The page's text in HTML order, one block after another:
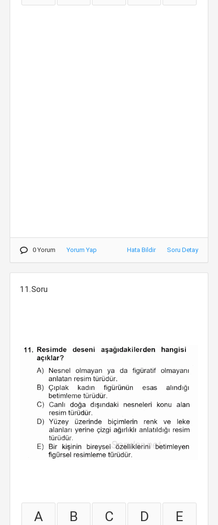
0 Yorum Yorum Yap Hata Bildir Soru Detay
11.Soru
A B C D E